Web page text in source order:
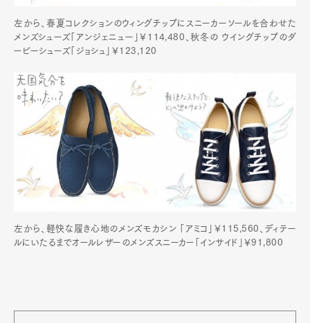
左から、春夏コレクションのウィングチップにスニーカーソールを合わせた
メンズシューズ「アンジェニュー」￥114,480、秋冬の ウイングチップのダ
ービーシューズ「ジョシュ」￥123,120
左から、軽快な履き心地のメンズモカシン 「アミコ」￥115,560、ディテー
ルにいたるまでオールレザーのメンズスニーカー「インサイド」￥91,800